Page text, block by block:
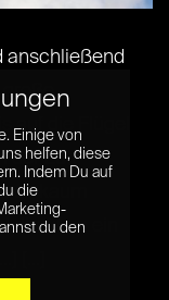
anschließend
große
auf die Flügel
der Luft
es kaum
direkt an ein
[...]
Einige von
helfen, diese
Indem Du auf
die
du den